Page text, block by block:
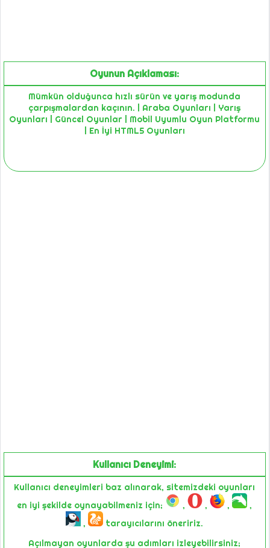
Oyunun Açıklaması:
Mümkün olduğunca hızlı sürün ve yarış modunda
çarpışmalardan kaçının. | Araba Oyunları | Yarış
Oyunları | Güncel Oyunlar | Mobil Uyumlu Oyun Platformu
| En İyi HTML5 Oyunları
Kullanıcı Deneyimi:
Kullanıcı deneyimleri baz alınarak, sitemizdeki oyunları
en iyi şekilde oynayabilmeniz için;
, , ,
,
,
tarayıcılarını öneririz.
Açılmayan oyunlarda şu adımları izleyebilirsiniz;